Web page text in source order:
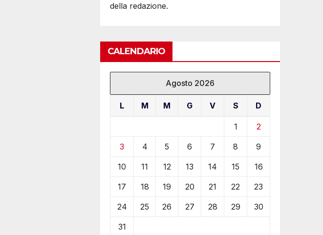
della redazione.
CALENDARIO
Agosto 2026
L M M G V S D
1 2
3 4 5 6 7 8 9
10 11 12 13 14 15 16
17 18 19 20 21 22 23
24 25 26 27 28 29 30
31